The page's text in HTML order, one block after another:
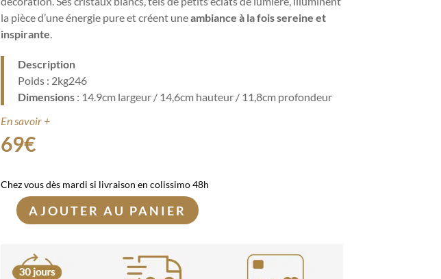
la pièce d’une énergie pure et créent uneambiance à la fois sereine et
inspirante.
Description
Poids : 2kg246
Dimensions : 14.9cm largeur / 14,6cm hauteur / 11,8cm profondeur
En savoir +
69€
Chez vous dès mardi si livraison en colissimo 48h
quantité
AJOUTER AU PANIER